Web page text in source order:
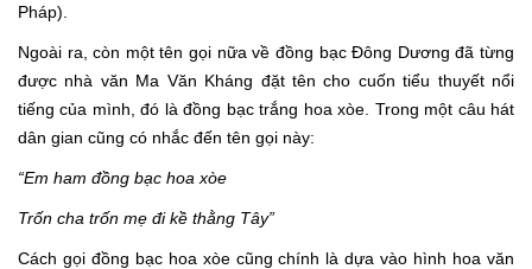
Pháp).
Ngoài ra, còn một tên gọi nữa về đồng bạc Đông Dương đã từng
được nhà văn Ma Văn Kháng đặt tên cho cuốn tiểu thuyết nổi
tiếng của mình, đó là đồng bạc trắng hoa xòe. Trong một câu hát
dân gian cũng có nhắc đến tên gọi này:
“Em ham đồng bạc hoa xòe
Trốn cha trốn mẹ đi kề thằng Tây”
Cách gọi đồng bạc hoa xòe cũng chính là dựa vào hình hoa văn